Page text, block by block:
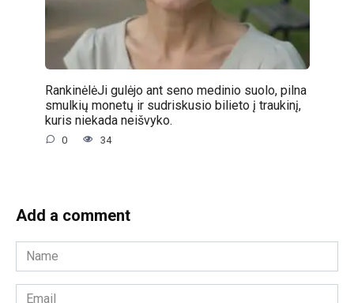
RankinėlėJi gulėjo ant seno medinio suolo, pilna
smulkių monetų ir sudriskusio bilieto į traukinį,
kuris niekada neišvyko.
0 34
Add a comment
Name
*
Email